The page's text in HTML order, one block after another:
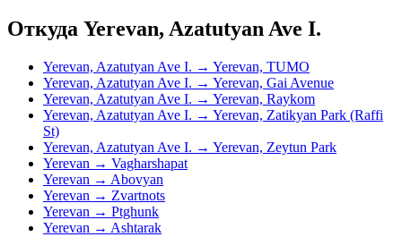
Откуда Yerevan, Azatutyan Ave I.
Yerevan, Azatutyan Ave I. → Yerevan, TUMO
Yerevan, Azatutyan Ave I. → Yerevan, Gai Avenue
Yerevan, Azatutyan Ave I. → Yerevan, Raykom
Yerevan, Azatutyan Ave I. → Yerevan, Zatikyan Park (Raffi
St)
Yerevan, Azatutyan Ave I. → Yerevan, Zeytun Park
Yerevan → Vagharshapat
Yerevan → Abovyan
Yerevan → Zvartnots
Yerevan → Ptghunk
Yerevan → Ashtarak